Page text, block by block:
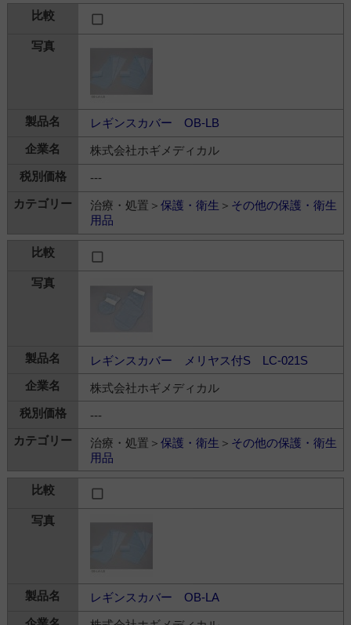
レギンスカバー OB-LB
株式会社ホギメディカル
---
治療・処置＞ 保護・衛生 ＞ その他の保護・衛生
用品
レギンスカバー メリヤス付S LC-021S
株式会社ホギメディカル
---
治療・処置＞ 保護・衛生 ＞ その他の保護・衛生
用品
レギンスカバー OB-LA